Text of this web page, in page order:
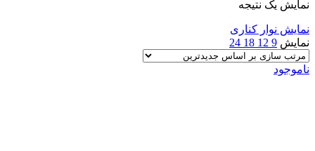
نمایش یک نتیجه
نمایش نوار کناری
نمایش 9
12
18
24
ناموجود